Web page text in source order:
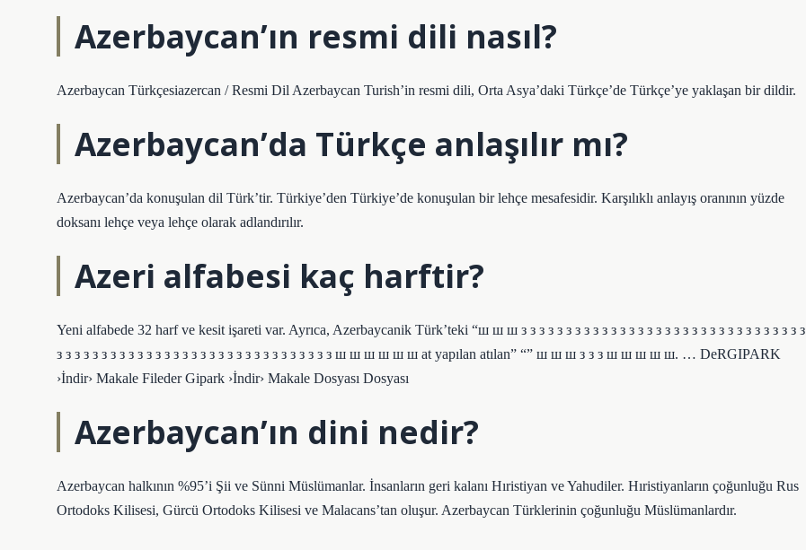
Azerbaycan’ın resmi dili nasıl?
Azerbaycan Türkçesiazercan / Resmi Dil Azerbaycan Turish’in resmi dili, Orta Asya’daki Türkçe’de Türkçe’ye yaklaşan bir dildir.
Azerbaycan’da Türkçe anlaşılır mı?
Azerbaycan’da konuşulan dil Türk’tir. Türkiye’den Türkiye’de konuşulan bir lehçe mesafesidir. Karşılıklı anlayış oranının yüzde
doksanı lehçe veya lehçe olarak adlandırılır.
Azeri alfabesi kaç harftir?
Yeni alfabede 32 harf ve kesit işareti var. Ayrıca, Azerbaycanik Türk’teki “ш ш ш з з з з з з з з з з з з з з з з з з з з з з з з з з з з з з з з
з з з з з з з з з з з з з з з з з з з з з з з з з з з з з з з ш ш ш ш ш ш at yapılan atılan” “” ш ш ш з з з ш ш ш ш ш. … DeRGIPARK
›İndir› Makale Fileder Gipark ›İndir› Makale Dosyası Dosyası
Azerbaycan’ın dini nedir?
Azerbaycan halkının %95’i Şii ve Sünni Müslümanlar. İnsanların geri kalanı Hıristiyan ve Yahudiler. Hıristiyanların çoğunluğu Rus
Ortodoks Kilisesi, Gürcü Ortodoks Kilisesi ve Malacans’tan oluşur. Azerbaycan Türklerinin çoğunluğu Müslümanlardır.